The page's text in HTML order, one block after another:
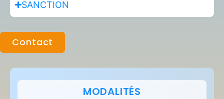
SANCTION
Contact
MODALITÉS